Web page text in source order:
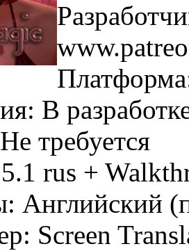
В
требуется
rus +
Английский
Screen